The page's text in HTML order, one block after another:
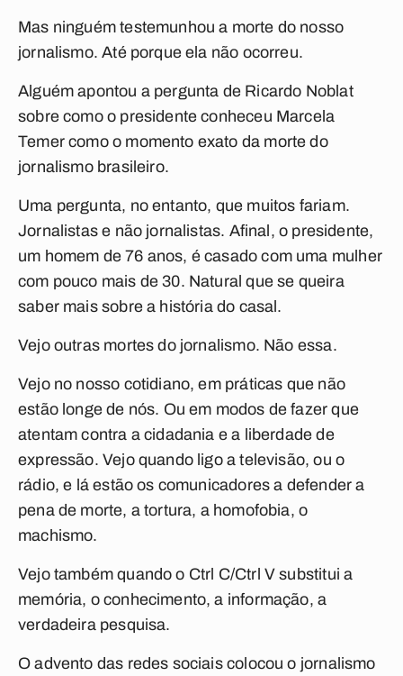
Mas ninguém testemunhou a morte do nosso
jornalismo. Até porque ela não ocorreu.
Alguém apontou a pergunta de Ricardo Noblat
sobre como o presidente conheceu Marcela
Temer como o momento exato da morte do
jornalismo brasileiro.
Uma pergunta, no entanto, que muitos fariam.
Jornalistas e não jornalistas. Afinal, o presidente,
um homem de 76 anos, é casado com uma mulher
com pouco mais de 30. Natural que se queira
saber mais sobre a história do casal.
Vejo outras mortes do jornalismo. Não essa.
Vejo no nosso cotidiano, em práticas que não
estão longe de nós. Ou em modos de fazer que
atentam contra a cidadania e a liberdade de
expressão. Vejo quando ligo a televisão, ou o
rádio, e lá estão os comunicadores a defender a
pena de morte, a tortura, a homofobia, o
machismo.
Vejo também quando o Ctrl C/Ctrl V substitui a
memória, o conhecimento, a informação, a
verdadeira pesquisa.
O advento das redes sociais colocou o jornalismo